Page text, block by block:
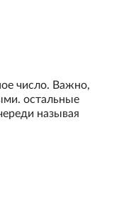
число. Важно,
остальные
называя